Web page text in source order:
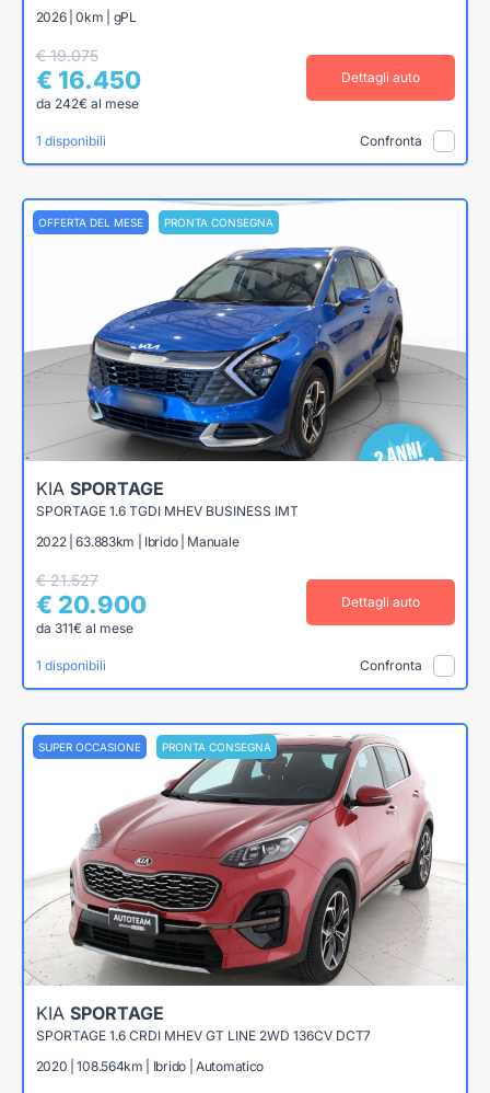
2026 | 0km | gPL
€ 19.075
€ 16.450
da 242€ al mese
Dettagli auto
1 disponibili Confronta
OFFERTA DEL MESE PRONTA CONSEGNA
KIA SPORTAGE
SPORTAGE 1.6 TGDI MHEV BUSINESS IMT
2022 | 63.883km | Ibrido | Manuale
€ 21.527
€ 20.900
da 311€ al mese
Dettagli auto
1 disponibili Confronta
SUPER OCCASIONE PRONTA CONSEGNA
KIA SPORTAGE
SPORTAGE 1.6 CRDI MHEV GT LINE 2WD 136CV DCT7
2020 | 108.564km | Ibrido | Automatico